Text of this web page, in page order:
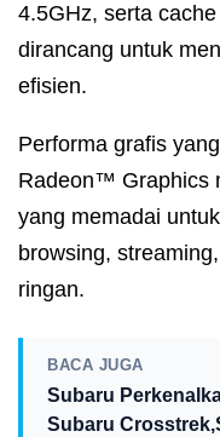
4.5GHz, serta
dirancang untuk
efisien.
Performa grafis
Radeon™ Graphics
yang memadai
browsing,
ringan.
BACA JUGA
Subaru
Subaru